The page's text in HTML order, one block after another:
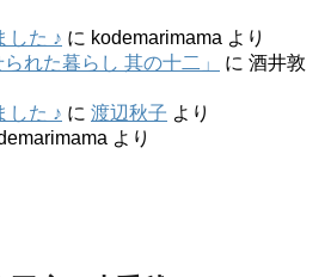
した ♪ に kodemarimama より
れた暮らし 其の十二」
に 酒井敦
した ♪ に 渡辺秋子 より
より